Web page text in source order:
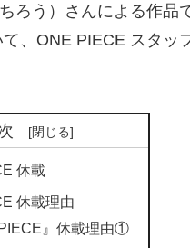
ろう）さんによる作品
、ONE PIECE スタッ
休載
休載理由
PIECE』休載理由①